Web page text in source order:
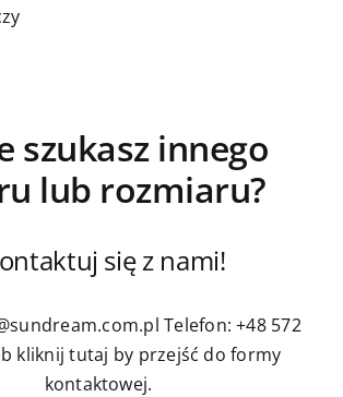
szukasz innego
lub rozmiaru?
się z nami!
Telefon: +48 572
kliknij tutaj by przejść do formy
kontaktowej.